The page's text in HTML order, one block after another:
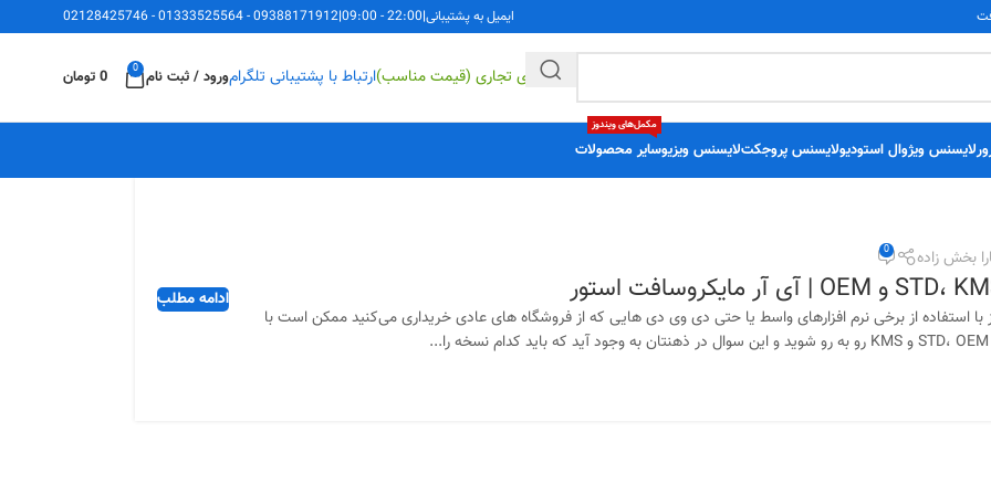
ایمیل به پشتیبانی|
22:00 - 09:00
|
09388171912
-
01333525564
-
02128425746
راهکارهای تجاری (قیمت مناسب)ارتباط با پشتیبانی تلگرامورود / ثبت نام 0
0 تومان
لایسنس ویژوال استودیولایسنس پروجکتلایسنس ویزیوسایر محصولات
مکمل‌های ویندوز
بخش زاده 0
استفاده از برخی نرم افزارهای واسط یا حتی دی وی دی هایی که از فروشگاه های عادی خریداری می‌کنید ممکن است با
ادامه مطلب